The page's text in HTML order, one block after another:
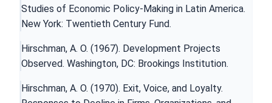
Studies of Economic Policy-Making in Latin America.
New York: Twentieth Century Fund.
Hirschman, A. O. (1967). Development Projects
Observed. Washington, DC: Brookings Institution.
Hirschman, A. O. (1970). Exit, Voice, and Loyalty.